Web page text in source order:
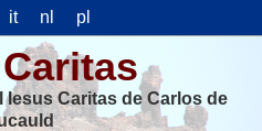
it nl pl
Caritas de Carlos de